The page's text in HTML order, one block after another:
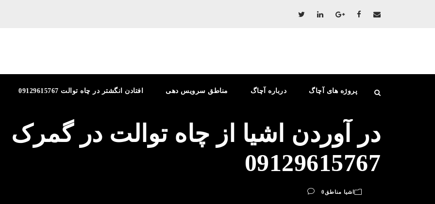
افتادن انگشتر در چاه توالت 09129615767 مناطق سرویس دهی درباره آچاگ پروژه های آچاگ
در آوردن اشیا از چاه توالت در گمرک
09129615767
اشیا مناطق 0